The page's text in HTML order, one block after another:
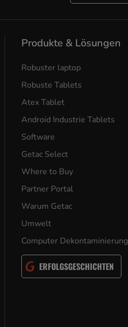
Produkte & Lösungen
Robuster laptop
Robuste Tablets
Atex Tablet
Android Industrie Tablets
Software
Getac Select
Where to Buy
Partner Portal
Warum Getac
Umwelt
Computer Dekontaminierung
ERFOLGSGESCHICHTEN